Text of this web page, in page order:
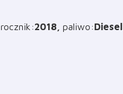
rocznik:2018 paliwo:Diesel